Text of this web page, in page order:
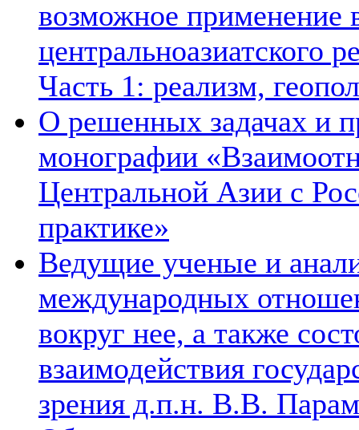
возможное применение
центральноазиатского
Часть 1: реализм,
О решенных задачах и
монографии
Центральной Азии с
практике»
Ведущие ученые и
международных
вокруг нее, а также
взаимодействия
зрения д.п.н. В.В.